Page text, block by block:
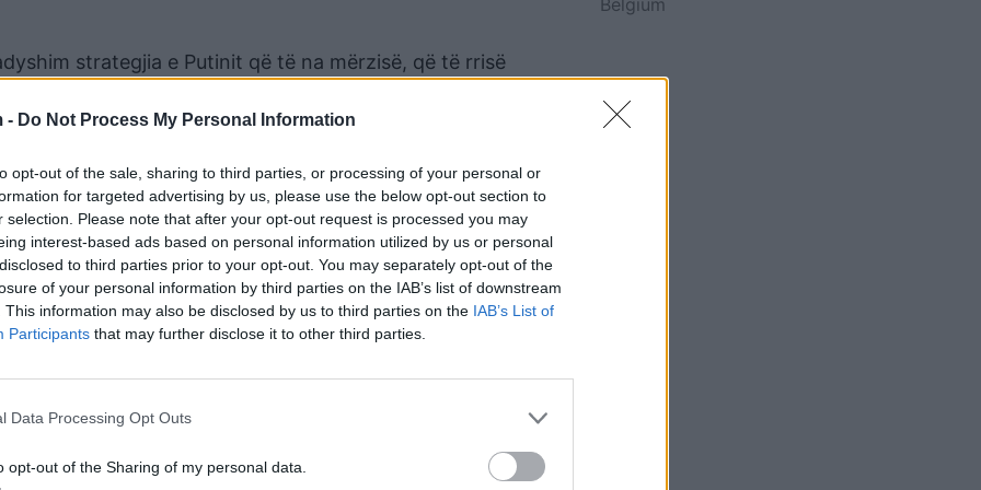
- Do Not Process My Personal Information
opt-out of the sale, sharing to third parties, or processing of your personal or
for targeted advertising by us, please use the below opt-out section to
selection. Please note that after your opt-out request is processed you may
interest-based ads based on personal information utilized by us or personal
to third parties prior to your opt-out. You may separately opt-out of the
of your personal information by third parties on the IAB’s list of downstream
This information may also be disclosed by us to third parties on the IAB’s List of
Participants that may further disclose it to other third parties.
Data Processing Opt Outs
opt-out of the Sharing of my personal data.
strategjia e Putinit që të na mërzisë, që të rrisë
që kjo të ndodhë.”
për klimën, e cila synon reduktimin gradual të
karbon sesa gazi.
mbetur aktive kanë një kapacitet prej 4 gigavat dhe janë
Për këto centrale bërthamore nuk do të ketë një shtyrje
se rreziqet teknike dhe ato të sigurisë janë
55 për qind të gazit të saj nga Rusia.
gaz nga Rusia, Gazprom, ka reduktuar furnizimet
nga Deti Baltik deri në Gjermani, duke ia vënë fajin
e pompimit nga Siemens Energy në Montreal.
poshtë pretendimet e Gazprom, duke argumentuar se